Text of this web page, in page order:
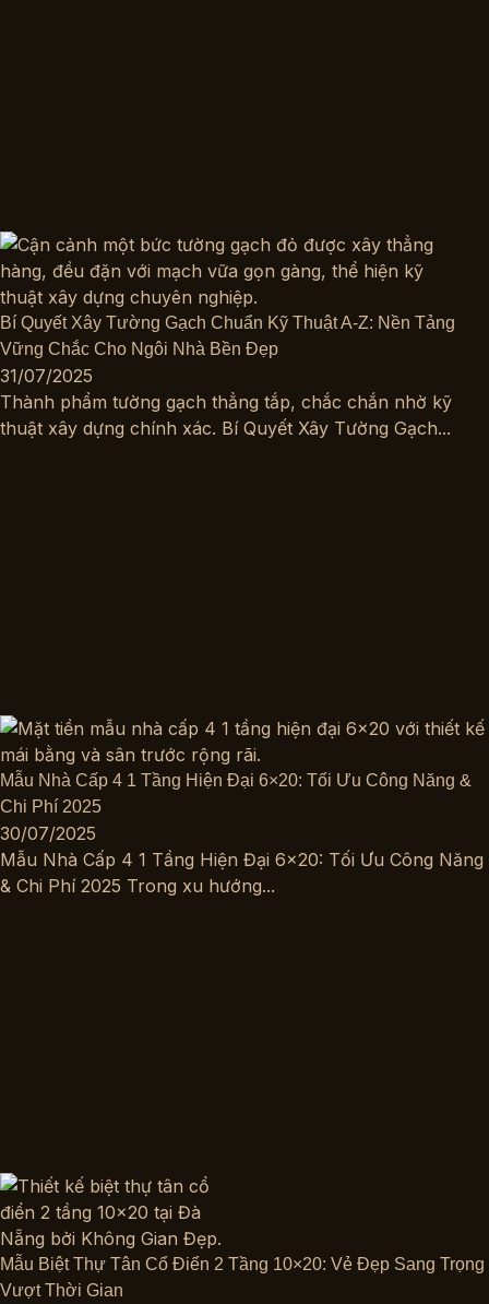
Bí Quyết Xây Tường Gạch Chuẩn Kỹ Thuật A-Z: Nền Tảng
Vững Chắc Cho Ngôi Nhà Bền Đẹp
31/07/2025
Thành phẩm tường gạch thẳng tắp, chắc chắn nhờ kỹ
thuật xây dựng chính xác. Bí Quyết Xây Tường Gạch...
Mẫu Nhà Cấp 4 1 Tầng Hiện Đại 6×20: Tối Ưu Công Năng &
Chi Phí 2025
30/07/2025
Mẫu Nhà Cấp 4 1 Tầng Hiện Đại 6×20: Tối Ưu Công Năng
& Chi Phí 2025 Trong xu hướng...
Mẫu Biệt Thự Tân Cổ Điển 2 Tầng 10×20: Vẻ Đẹp Sang Trọng
Vượt Thời Gian